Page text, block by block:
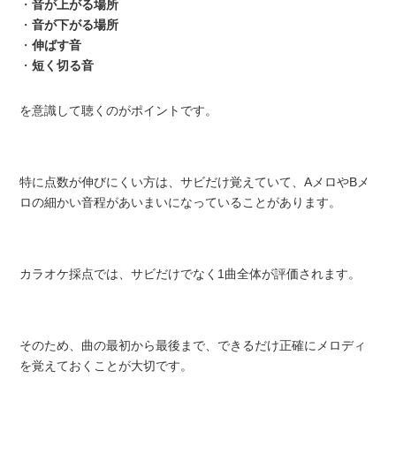
・音が上がる場所
・音が下がる場所
・伸ばす音
・短く切る音
を意識して聴くのがポイントです。
特に点数が伸びにくい方は、サビだけ覚えていて、AメロやBメ
ロの細かい音程があいまいになっていることがあります。
カラオケ採点では、サビだけでなく1曲全体が評価されます。
そのため、曲の最初から最後まで、できるだけ正確にメロディ
を覚えておくことが大切です。